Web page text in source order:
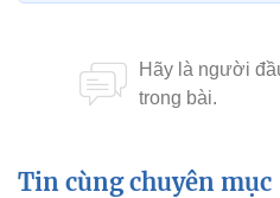
Tin cùng chuyên mục